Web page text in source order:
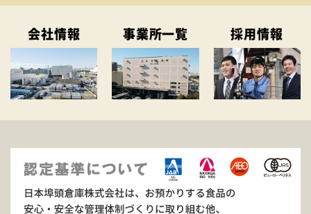
会社情報 事業所一覧 採用情報